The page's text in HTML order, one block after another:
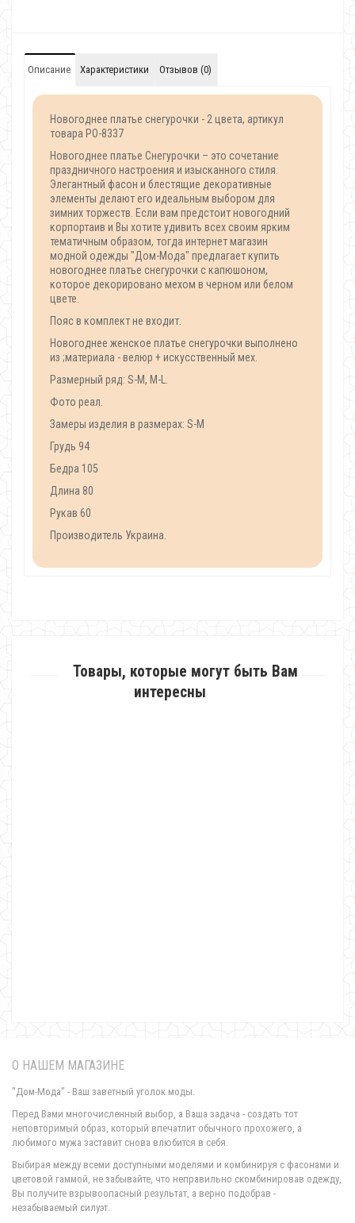
Описание Характеристики Отзывов (0)
Новогоднее платье снегурочки - 2 цвета, артикул
товара PO-8337
Новогоднее платье Снегурочки – это сочетание
праздничного настроения и изысканного стиля.
Элегантный фасон и блестящие декоративные
элементы делают его идеальным выбором для
зимних торжеств. Если вам предстоит новогодний
корпортаив и Вы хотите удивить всех своим ярким
тематичным образом, тогда интернет магазин
модной одежды "Дом-Мода" предлагает купить
новогоднее платье снегурочки с капюшоном,
которое декорировано мехом в черном или белом
цвете.
Пояс в комплект не входит.
Новогоднее женское платье снегурочки выполнено
из ;материала - велюр + искусственный мех.
Размерный ряд: S-M, M-L.
Фото реал.
Замеры изделия в размерах: S-M
Грудь 94
Бедра 105
Длина 80
Рукав 60
Производитель Украина.
Товары, которые могут быть Вам
интересны
1000.00грн.
О НАШЕМ МАГАЗИНЕ
"Дом-Мода" - Ваш заветный уголок моды.
Перед Вами многочисленный выбор, а Ваша задача - создать тот
неповторимый образ, который впечатлит обычного прохожего, а
любимого мужа заставит снова влюбится в себя.
Выбирая между всеми доступными моделями и комбинируя с фасонами и
цветовой гаммой, не забывайте, что неправильно скомбинировав одежду,
Вы получите взрывоопасный результат, а верно подобрав -
незабываемый силуэт.